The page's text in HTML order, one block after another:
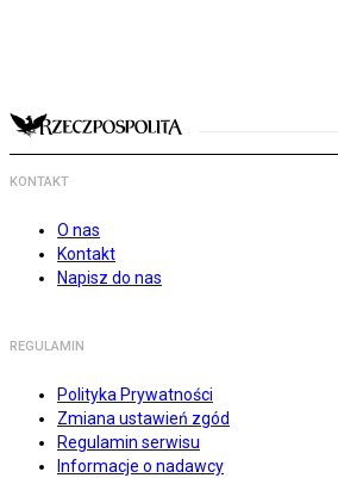
KONTAKT
O nas
Kontakt
Napisz do nas
REGULAMIN
Polityka Prywatności
Zmiana ustawień zgód
Regulamin serwisu
Informacje o nadawcy